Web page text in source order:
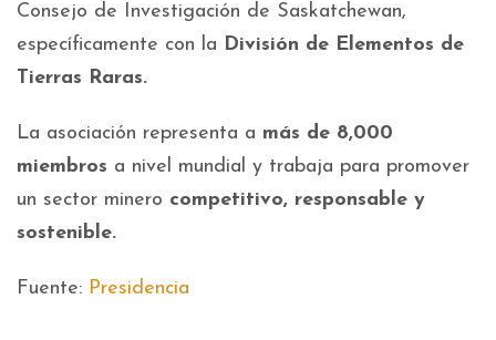
Consejo de Investigación de Saskatchewan,
específicamente con la División de Elementos de
Tierras Raras.
La asociación representa a más de 8,000
miembros a nivel mundial y trabaja para promover
un sector minero competitivo, responsable y
sostenible.
Fuente: Presidencia